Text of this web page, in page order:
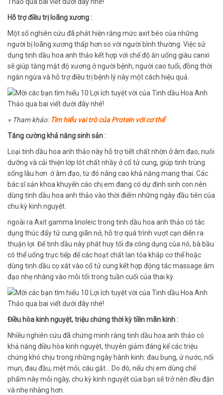
Hỗ trợ điều trị loãng xương :
Một số nghiên cứu đã phát hiện rằng mức axit béo của những
người bị loãng xương thấp hơn so với người bình thường. Việc sử
dụng tinh dầu hoa anh thảo kết hợp với chế độ ăn uống giàu canxi
sẽ giúp tăng mật độ xương ở người bệnh, người cao tuổi, đồng thời
ngăn ngừa và hỗ trợ điều trị bệnh lý này một cách hiệu quả.
» Tham khảo: Tìm hiểu vai trò của Protein với cơ thể
Tăng cường khả năng sinh sản :
Loại tinh dầu hoa anh thảo này hỗ trợ tiết chất nhờn ở âm đạo, nuôi
dưỡng và cải thiện lớp lót chất nhầy ở cổ tử cung, giúp tinh trùng
sống lâu hơn ở âm đạo, từ đó nâng cao khả năng mang thai. Các
bác sĩ sản khoa khuyến cáo chị em đang có dự định sinh con nên
dùng tinh dầu hoa anh thảo vào thời điểm những ngày đầu tiên của
chu kỳ kinh nguyệt.
ngoài ra Axit gamma linoleic trong tinh dầu hoa anh thảo có tác
dụng thúc đẩy tử cung giãn nở, hỗ trợ quá trình vượt cạn diễn ra
thuận lợi. Để tinh dầu này phát huy tối đa công dụng của nó, bà bầu
có thể uống trực tiếp để các hoạt chất lan tỏa khắp cơ thể hoặc
dùng tinh dầu cọ xát vào cổ tử cung kết hợp động tác massage âm
đạo nhẹ nhàng vào mỗi tối trong tuần cuối của thai kỳ.
Điều hòa kinh nguyệt, triệu chứng thời kỳ tiền mãn kinh :
Nhiều nghiên cứu đã chứng minh rằng tinh dầu hoa anh thảo có
khả năng điều hòa kinh nguyệt, thuyên giảm đáng kể các triệu
chứng khó chịu trong những ngày hành kinh: đau bụng, ứ nước, nổi
mụn, đau đầu, mệt mỏi, cáu gắt… Do đó, nếu chị em dùng chế
phẩm này mỗi ngày, chu kỳ kinh nguyệt của bạn sẽ trở nên đều đặn
và nhẹ nhàng hơn.